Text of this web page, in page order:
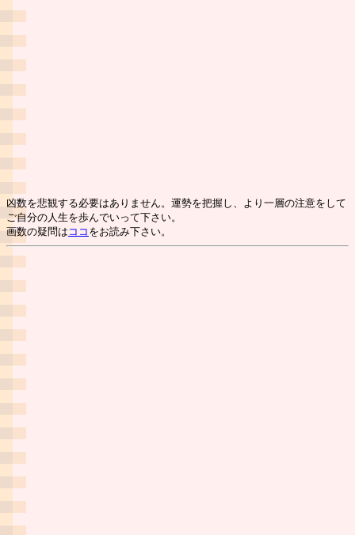
凶数を悲観する必要はありません。運勢を把握し、より一層の注意をして
ご自分の人生を歩んでいって下さい。
画数の疑問は ココ をお読み下さい。